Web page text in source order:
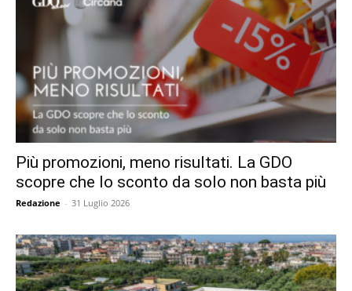
Più promozioni, meno risultati. La GDO
scopre che lo sconto da solo non basta più
Redazione - 31 Luglio 2026